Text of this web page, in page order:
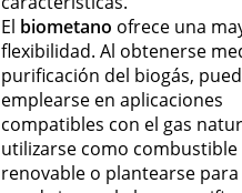
El biometano ofrece una
flexibilidad. Al obtenerse
purificación del biogás,
emplearse en aplicaciones
compatibles con el gas
utilizarse como combustible
renovable o plantearse